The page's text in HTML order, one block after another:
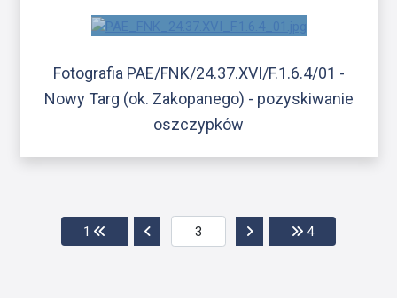
Fotografia PAE/FNK/24.37.XVI/F.1.6.4/01 -
Nowy Targ (ok. Zakopanego) - pozyskiwanie
oszczypków
1 Przejdź do pierwszej strony
Przejdź do poprzedniej stronyPrzejdź do następnej
4Przejdź do